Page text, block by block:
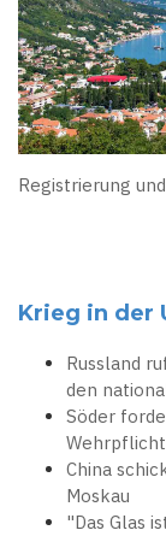
Registrierung
Krieg in der
Russland
den
Söder
Wehrpflicht
China
Moskau
"Das Glas